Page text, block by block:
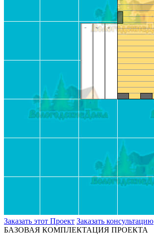
Заказать этот Проект Заказать консультацию
БАЗОВАЯ КОМПЛЕКТАЦИЯ ПРОЕКТА